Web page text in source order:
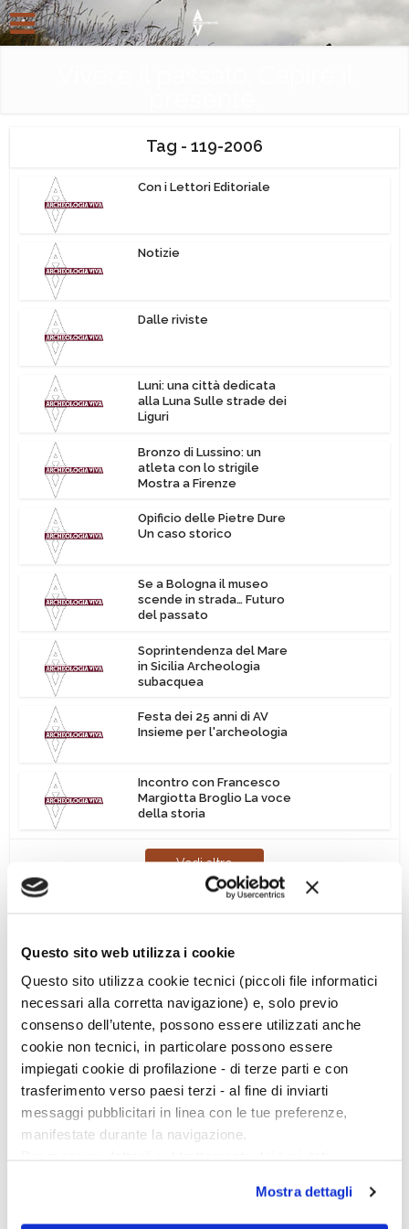
Questo sito web utilizza i cookie
Questo sito utilizza cookie tecnici (piccoli file informatici
necessari alla corretta navigazione) e, solo previo
consenso dell’utente, possono essere utilizzati anche
cookie non tecnici, in particolare possono essere
impiegati cookie di profilazione - di terze parti e con
trasferimento verso paesi terzi - al fine di inviarti
messaggi pubblicitari in linea con le tue preferenze,
manifestate durante la navigazione.
scelte privacy sui cookie, ti invitiamo a prendere visione
dell’informativa cookie.
Mostra dettagli
Tag - 119-2006
Con i Lettori Editoriale
Notizie
Dalle riviste
Luni: una città dedicata
alla Luna Sulle strade dei
Liguri
Bronzo di Lussino: un
atleta con lo strigile
Mostra a Firenze
Opificio delle Pietre Dure
Un caso storico
Se a Bologna il museo
scende in strada… Futuro
del passato
Soprintendenza del Mare
in Sicilia Archeologia
subacquea
Festa dei 25 anni di AV
Insieme per l'archeologia
Incontro con Francesco
Margiotta Broglio La voce
della storia
Vedi altro
Ciclo di conferenze